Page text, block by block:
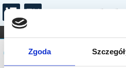
Zgoda
FILHARMONIA OPERA I BALET
DLA DZIECI
Komunikat